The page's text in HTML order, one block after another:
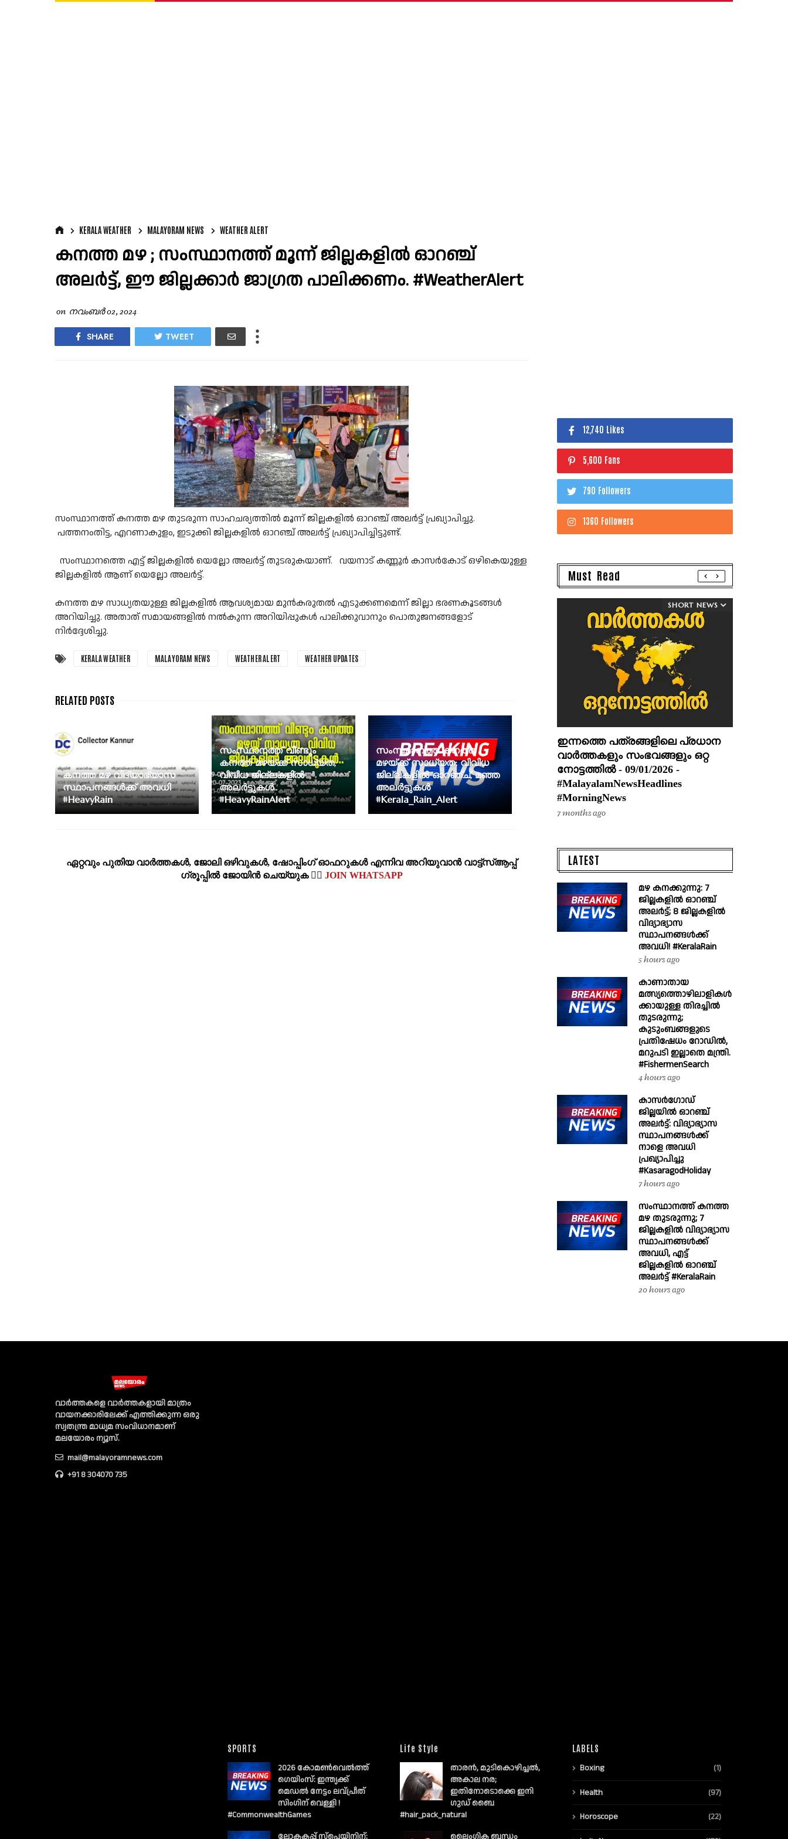
KERALA WEATHER MALAYORAM NEWS WEATHER ALERT
കനത്ത മഴ ; സംസ്ഥാനത്ത് മൂന്ന് ജില്ലകളിൽ ഓറഞ്ച്
അലർട്ട്, ഈ ജില്ലക്കാർ ജാഗ്രത പാലിക്കണം. #WeatherAlert
on നവംബർ 02, 2024
SHARE TWEET
സംസ്ഥാനത്ത് കനത്ത മഴ തുടരുന്ന സാഹചര്യത്തിൽ മൂന്ന് ജില്ലകളിൽ ഓറഞ്ച് അലർട്ട് പ്രഖ്യാപിച്ചു.
പത്തനംതിട്ട, എറണാകുളം, ഇടുക്കി ജില്ലകളിൽ ഓറഞ്ച് അലർട്ട് പ്രഖ്യാപിച്ചിട്ടുണ്ട്.
സംസ്ഥാനത്തെ എട്ട് ജില്ലകളിൽ യെല്ലോ അലർട്ട് തുടരുകയാണ്. വയനാട് കണ്ണൂർ കാസർകോട് ഒഴികെയുള്ള
ജില്ലകളിൽ ആണ് യെല്ലോ അലർട്ട്.
കനത്ത മഴ സാധ്യതയുള്ള ജില്ലകളിൽ ആവശ്യമായ മുൻകരുതൽ എടുക്കണമെന്ന് ജില്ലാ ഭരണകൂടങ്ങൾ
അറിയിച്ചു. അതാത് സമായങ്ങളിൽ നൽകുന്ന അറിയിപ്പുകൾ പാലിക്കുവാനും പൊതുജനങ്ങളോട്
നിർദ്ദേശിച്ചു.
KERALA WEATHER MALAYORAM NEWS WEATHER ALERT WEATHER UPDATES
കനത്ത മഴ വിദ്യാഭ്യാസ
സ്ഥാപനങ്ങൾക്ക് അവധി
#HeavyRain
സംസ്ഥാനത്ത് വീണ്ടും
കനത്ത മഴയ്ക്ക് സാധ്യത,
വിവിധ ജില്ലകളിൽ
അലർട്ടുകൾ..
#HeavyRainAlert
സംസ്ഥാനത്ത് കനത്ത
മഴയ്ക്ക് സാധ്യത; വിവിധ
ജില്ലകളിൽ ഓറഞ്ച്, മഞ്ഞ
അലർട്ടുകൾ
#Kerala_Rain_Alert
ഏറ്റവും പുതിയ വാര്‍ത്തകള്‍, ജോലി ഒഴിവുകള്‍, ഷോപ്പിംഗ്‌ ഓഫറുകള്‍ എന്നിവ അറിയുവാന്‍ വാട്ട്സ്ആപ്പ്
ഗ്രൂപ്പില്‍ ജോയിന്‍ ചെയ്യുക 👉🏽 JOIN WHATSAPP
12,740 Likes
5,600 Fans
790 Followers
1360 Followers
Must Read
SHORT NEWS
ഇന്നത്തെ പത്രങ്ങളിലെ പ്രധാന
വാർത്തകളും സംഭവങ്ങളും ഒറ്റ
നോട്ടത്തിൽ - 09/01/2026 -
#MalayalamNewsHeadlines
#MorningNews
7 months ago
LATEST
മഴ കനക്കുന്നു: 7
ജില്ലകളിൽ ഓറഞ്ച്
അലർട്ട്; 8 ജില്ലകളിൽ
വിദ്യാഭ്യാസ
സ്ഥാപനങ്ങൾക്ക്
അവധി! #KeralaRain
5 hours ago
കാണാതായ
മത്സ്യത്തൊഴിലാളികൾ
ക്കായുള്ള തിരച്ചിൽ
തുടരുന്നു;
കുടുംബങ്ങളുടെ
പ്രതിഷേധം റോഡിൽ,
മറുപടി ഇല്ലാതെ മന്ത്രി.
#FishermenSearch
4 hours ago
കാസർഗോഡ്
ജില്ലയിൽ ഓറഞ്ച്
അലർട്ട്: വിദ്യാഭ്യാസ
സ്ഥാപനങ്ങൾക്ക്
നാളെ അവധി
പ്രഖ്യാപിച്ചു
#KasaragodHoliday
7 hours ago
സംസ്ഥാനത്ത് കനത്ത
മഴ തുടരുന്നു; 7
ജില്ലകളിൽ വിദ്യാഭ്യാസ
സ്ഥാപനങ്ങൾക്ക്
അവധി, എട്ട്
ജില്ലകളിൽ ഓറഞ്ച്
അലർട്ട് #KeralaRain
20 hours ago
വാര്‍ത്തകളെ വാര്‍ത്തകളായി മാത്രം
വായനക്കാരിലേക്ക് എത്തിക്കുന്ന ഒരു
സ്വതന്ത്ര മാധ്യമ സംവിധാനമാണ്
മലയോരം ന്യൂസ്‌.
mail@malayoramnews.com
+91 8 304070 735
SPORTS
2026 കോമൺവെൽത്ത്
ഗെയിംസ്: ഇന്ത്യക്ക്
മെഡൽ നേട്ടം ലവ്പ്രീത്
സിംഗിന് വെള്ളി !
#CommonwealthGames
ലോകകപ്പ് സ്പെയിനിന്;
Life Style
താരൻ, മുടികൊഴിച്ചൽ,
അകാല നര;
ഇതിനോടൊക്കെ ഇനി
ഗുഡ് ബൈ
#hair_pack_natural
ലൈംഗിക ബന്ധം
LABELS
Boxing (1)
Health (97)
Horoscope (22)